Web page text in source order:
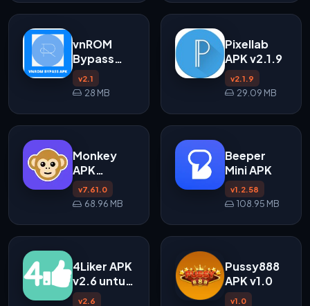
vnROM
Bypass
FRP APK
v2.1
28 MB
Pixellab
APK v2.1.9
v2.1.9
29.09 MB
Monkey
APK
v7.61.0
untuk
v7.61.0
68.96 MB
Beeper
Mini APK
v1.2.58
108.95 MB
4Liker APK
v2.6 untuk
Android
v2.6
Pussy888
APK v1.0
v1.0